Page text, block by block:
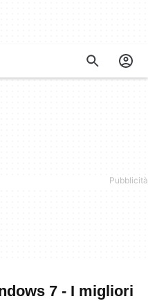
7 - I migliori